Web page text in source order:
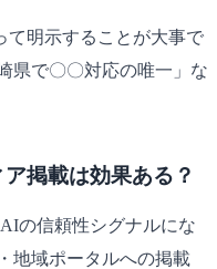
て明示することが大事で
県で〇〇対応の唯一」な
掲載は効果ある？
の信頼性シグナルにな
地域ポータルへの掲載